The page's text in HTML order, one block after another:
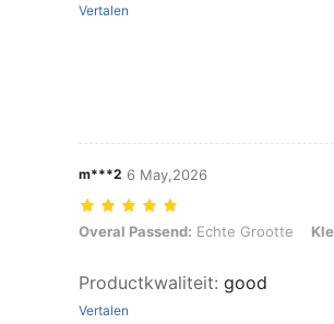
Vertalen
m***2 6 May,2026
Overal Passend: Echte Grootte, Kleur:
Overal Passend: Echte Grootte
Productkwaliteit: good
Vertalen